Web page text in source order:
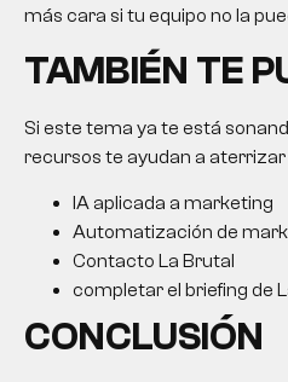
más cara si tu equipo no la
TAMBIÉN TE
Si este tema ya te está
recursos te ayudan a aterrizar
IA aplicada a marketing
Automatización de
Contacto La Brutal
completar el briefing de
CONCLUSIÓN